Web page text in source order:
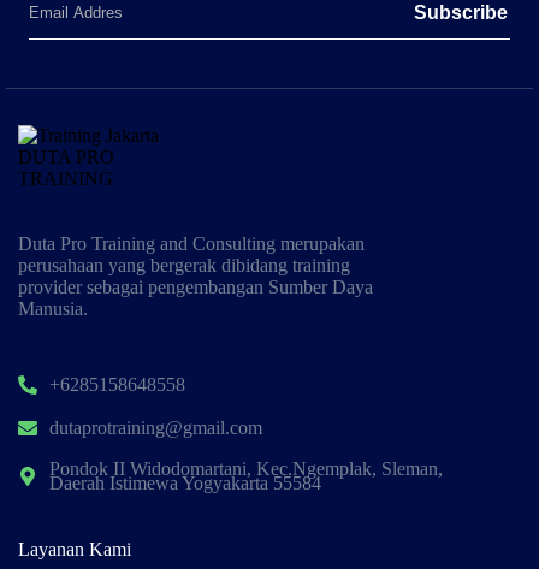
Subscribe
Duta Pro Training and Consulting merupakan
perusahaan yang bergerak dibidang training
provider sebagai pengembangan Sumber Daya
Manusia.
+6285158648558
dutaprotraining@gmail.com
Pondok II Widodomartani, Kec.Ngemplak, Sleman,
Daerah Istimewa Yogyakarta 55584
Layanan Kami